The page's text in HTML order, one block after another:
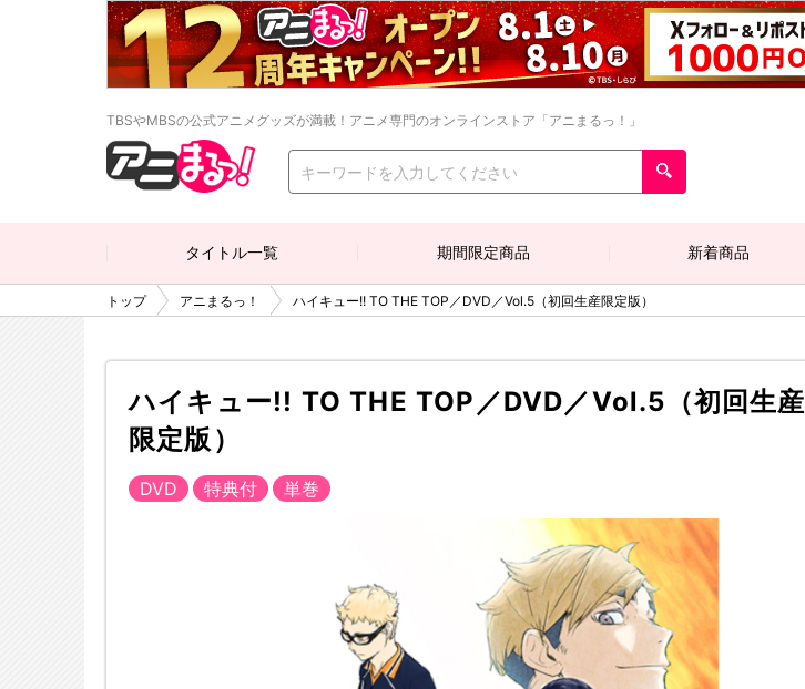
TBSやMBSの公式アニメグッズが満載！アニメ専門のオンラインストア「アニまるっ！」
タイトル一覧 期間限定商品 新着商品
トップ アニまるっ！ ハイキュー!! TO THE TOP／DVD／Vol.5（初回生産限定版）
ハイキュー!! TO THE TOP／DVD／Vol.5（初回生産
限定版）
DVD 特典付 単巻